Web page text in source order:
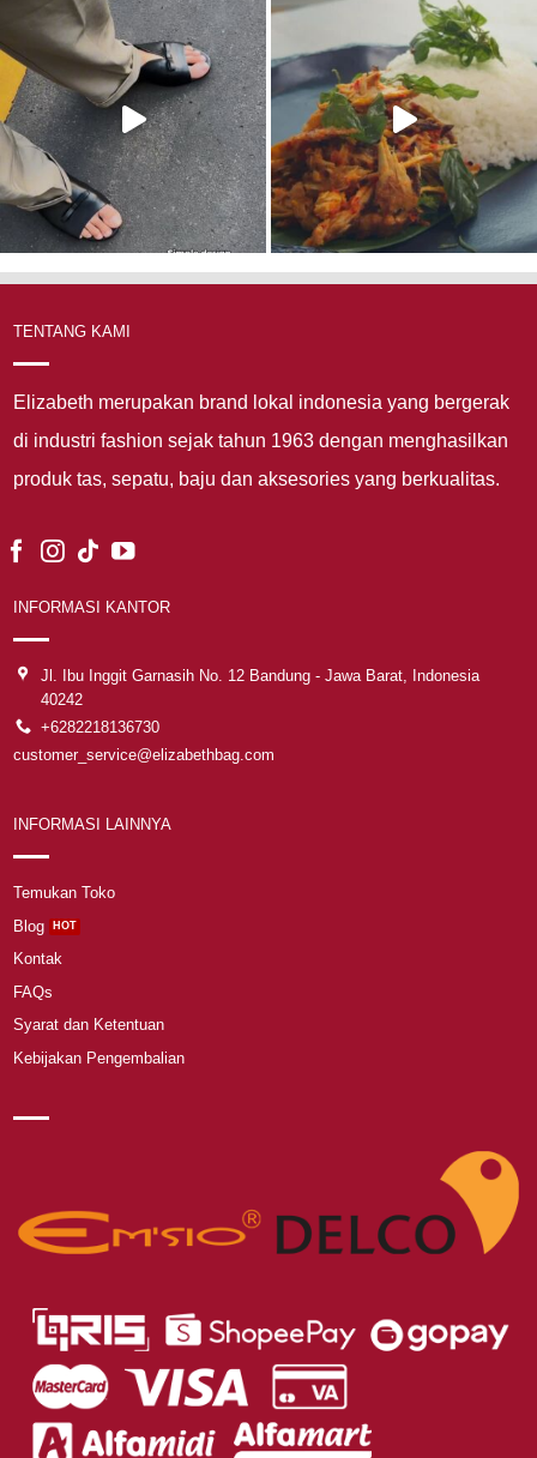
TENTANG KAMI
Elizabeth merupakan brand lokal indonesia yang bergerak
di industri fashion sejak tahun 1963 dengan menghasilkan
produk tas, sepatu, baju dan aksesories yang berkualitas.
INFORMASI KANTOR
Jl. Ibu Inggit Garnasih No. 12 Bandung - Jawa Barat, Indonesia
40242
+6282218136730
customer_service@elizabethbag.com
INFORMASI LAINNYA
Temukan Toko
Blog
Kontak
FAQs
Syarat dan Ketentuan
Kebijakan Pengembalian